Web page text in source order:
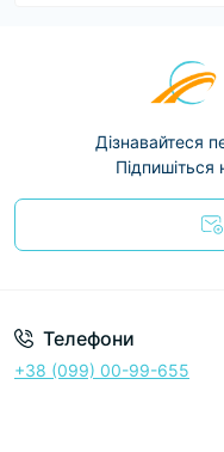
Дізнавайтеся
Телефони
+38 (099) 00-99-655